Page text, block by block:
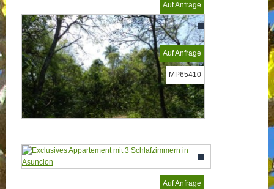
Auf Anfrage
MP53342
Auf Anfrage
MP65410
Auf Anfrage